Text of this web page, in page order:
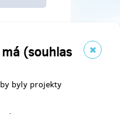
(souhlas
byly projekty